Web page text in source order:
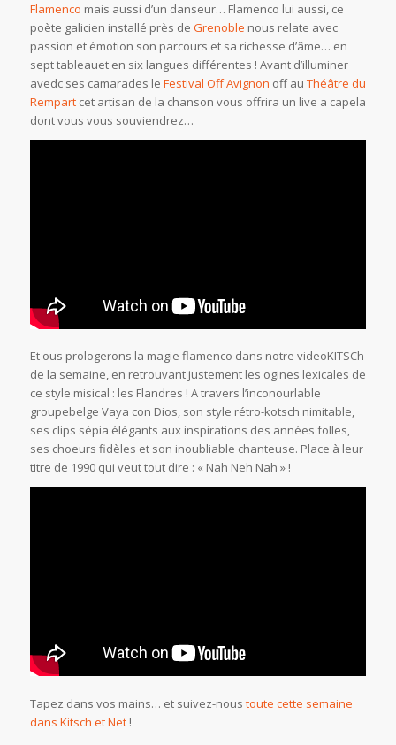
Flamenco mais aussi d’un danseur… Flamenco lui aussi, ce
poète galicien installé près de Grenoble nous relate avec
passion et émotion son parcours et sa richesse d’âme… en
sept tableauet en six langues différentes ! Avant d’illuminer
avedc ses camarades le Festival Off Avignon off au Théâtre du
Rempartcet artisan de la chanson vous offrira un live a capela
dont vous vous souviendrez…
Et ous prologerons la magie flamenco dans notre videoKITSCh
de la semaine, en retrouvant justement les ogines lexicales de
ce style misical : les Flandres ! A travers l’inconourlable
groupebelge Vaya con Dios, son style rétro-kotsch nimitable,
ses clips sépia élégants aux inspirations des années folles,
ses choeurs fidèles et son inoubliable chanteuse. Place à leur
titre de 1990 qui veut tout dire : « Nah Neh Nah » !
Tapez dans vos mains… et suivez-nous toute cette semaine
dans Kitsch et Net!